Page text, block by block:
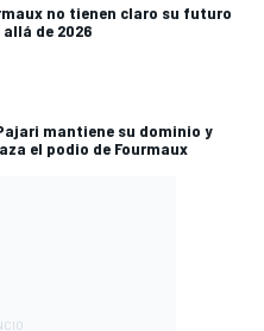
no tienen claro su futuro
allá de 2026
mantiene su dominio y
el podio de Fourmaux